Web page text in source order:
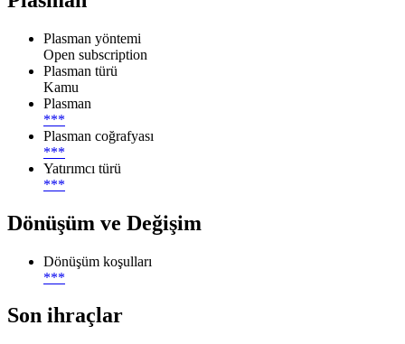
Plasman yöntemi
Open subscription
Plasman türü
Kamu
Plasman
***
Plasman coğrafyası
***
Yatırımcı türü
***
Dönüşüm ve Değişim
Dönüşüm koşulları
***
Son ihraçlar